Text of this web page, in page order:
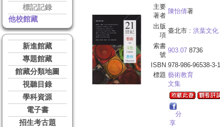
標記記錄
他校館藏
新進館藏
專題館藏
館藏分類地圖
視聽目錄
學科資源
電子書
招生考古題
主要
著者
陳怡倩著
出版
項
臺北市 : 洪葉文化
索書
號
903.07 8736
ISBN 978-986-96538-3-1
標題 藝術教育
文集
分
享